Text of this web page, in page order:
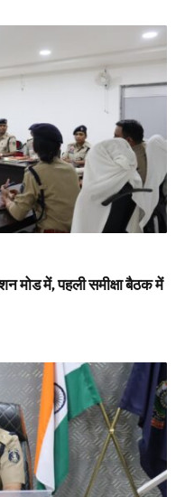
मोड में, पहली समीक्षा बैठक में